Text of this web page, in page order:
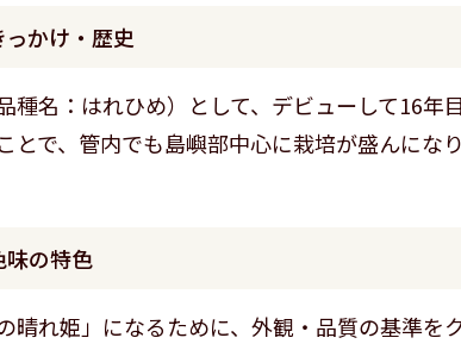
かけ・歴史
種名：はれひめ）として、デビューして16年
とで、管内でも島嶼部中心に栽培が盛んになり
味の特色
晴れ姫」になるために、外観・品質の基準を